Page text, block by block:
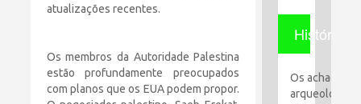
atualizações recentes.
Os membros da Autoridade Palestina
estão profundamente preocupados
com planos que os EUA podem propor.
História
Os achados
arqueológicos